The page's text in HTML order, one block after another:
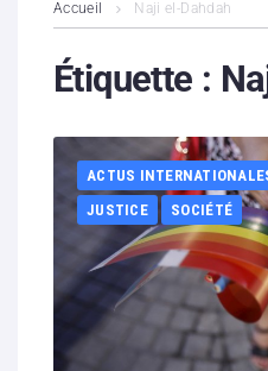
Contenus litigieux
Boutique
Contacts
Hébergement solidaire
Accueil Naji el-Dahdah
Étiquette :
ACTUS
JUSTICE
SOCIÉTÉ